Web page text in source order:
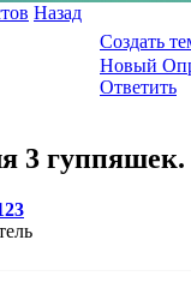
Назад
Создать
Новый
Ответить
3 гуппяшек.